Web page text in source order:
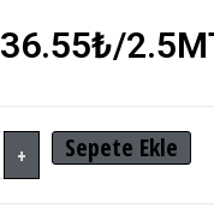
36.55₺/
+ Sepete Ekle